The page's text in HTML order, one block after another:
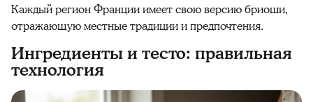
Каждый регион Франции имеет свою версию бриоши,
отражающую местные традиции и предпочтения.
Ингредиенты и тесто: правильная
технология